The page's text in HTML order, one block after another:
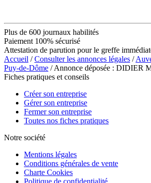
Plus de 600 journaux habilités
Paiement 100% sécurisé
Attestation de parution pour le greffe
Accueil /Consulter les annonces légales /
Puy-de-Dôme / Annonce déposée : DIDIER
Fiches pratiques et conseils
Créer son entreprise
Gérer son entreprise
Fermer son entreprise
Toutes nos fiches pratiques
Notre société
Mentions légales
Conditions générales de vente
Charte Cookies
Politique de confidentialité